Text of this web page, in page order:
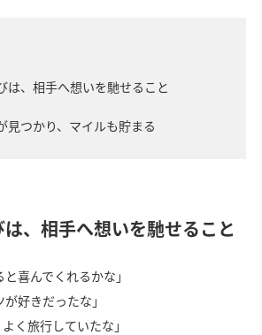
は、相手へ想いを馳せること
見つかり、マイルも貯まる
、相手へ想いを馳せること
喜んでくれるかな」
好きだったな」
く旅行していたな」